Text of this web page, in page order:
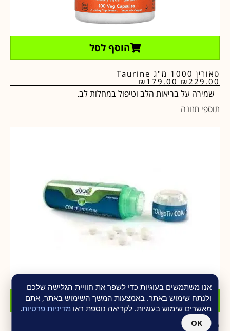
הוסף לסל
טאורין 1000 מ"ג Taurine
₪229.00
₪ 179.00
שמירה על בריאות הלב וטיפול במחלות לב.
תוספי תזונה
הוסף לסל
אוליגוטיב IOD
אנו משתמשים בעוגיות כדי לשפר את חוויית הגלישה שלכם
ולנתח שימוש באתר. באמצעות המשך השימוש באתר, אתם
מאשרים שימוש בעוגיות. לקריאה נוספת ראו מדיניות פרטיות.
OK